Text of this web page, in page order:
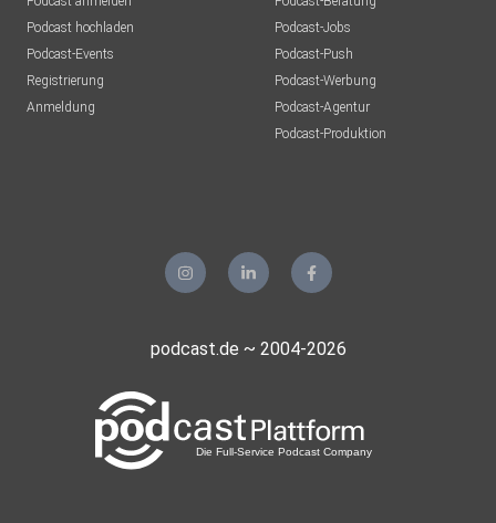
Podcast hochladen
Podcast-Events
Registrierung
Anmeldung
Podcast-Jobs
Podcast-Push
Podcast-Werbung
Podcast-Agentur
Podcast-Produktion
podcast.de ~ 2004-2026